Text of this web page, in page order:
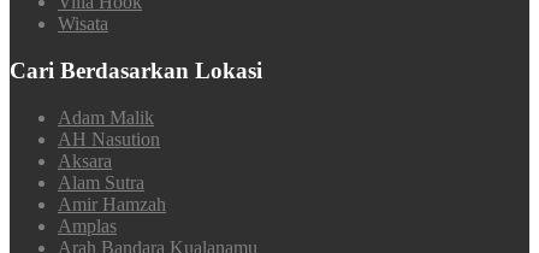
Wisata
Cari Berdasarkan Lokasi
Adam Malik
AH Nasution
Aksara
Alam Sutra
Amir Hamzah
Amplas
Arah Bandara Kualanamu